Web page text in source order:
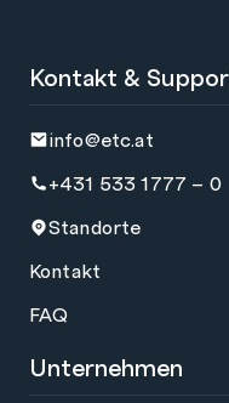
Kontakt &
info@etc.at
+431 533 1777 – 0
Standorte
Kontakt
FAQ
Unternehmen